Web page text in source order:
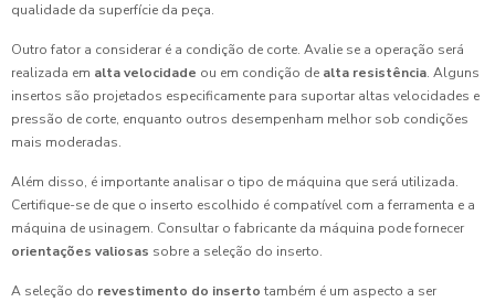
qualidade da superfície da peça.
Outro fator a considerar é a condição de corte. Avalie se a operação será
realizada em alta velocidade ou em condição de alta resistência. Alguns
insertos são projetados especificamente para suportar altas velocidades e
pressão de corte, enquanto outros desempenham melhor sob condições
mais moderadas.
Além disso, é importante analisar o tipo de máquina que será utilizada.
Certifique-se de que o inserto escolhido é compatível com a ferramenta e a
máquina de usinagem. Consultar o fabricante da máquina pode fornecer
orientações valiosas sobre a seleção do inserto.
A seleção do revestimento do inserto também é um aspecto a ser